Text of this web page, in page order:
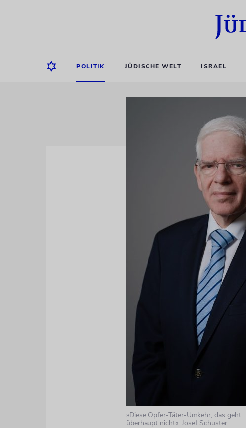
POLITIK JÜDISCHE WELT ISRAEL
»Diese Opfer-Täter-Umkehr, das geht
überhaupt nicht«: Josef Schuster